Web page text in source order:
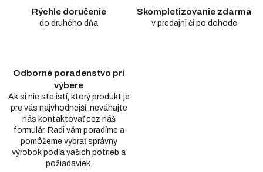
Rýchle doručenie
do druhého dňa
Skompletizovanie zdarma
v predajni či po dohode
Odborné poradenstvo pri
výbere
Ak si nie ste istí, ktorý produkt je
pre vás najvhodnejší, neváhajte
nás kontaktovať cez náš
formulár. Radi vám poradíme a
pomôžeme vybrať správny
výrobok podľa vašich potrieb a
požiadaviek.